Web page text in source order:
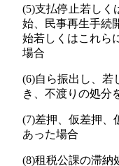
(5)支払停止若しく
始、民事再生手続
始若しくはこれら
場合
(6)自ら振出し、若
き、不渡りの処分
(7)差押、仮差押、
あった場合
(8)租税公課の滞納